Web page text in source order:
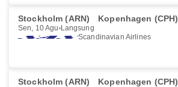
Stockholm (ARN) Kopenhagen (CPH)
Sen, 10 Agu Langsung
Scandinavian Airlines
Stockholm (ARN) Kopenhagen (CPH)